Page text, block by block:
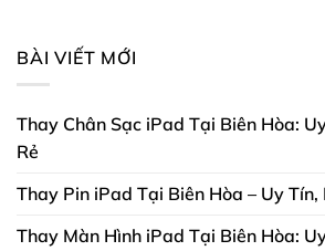
BÀI VIẾT MỚI
Thay Chân Sạc iPad Tại Biên Hòa:
Rẻ
Thay Pin iPad Tại Biên Hòa – Uy Tín,
Thay Màn Hình iPad Tại Biên Hòa: